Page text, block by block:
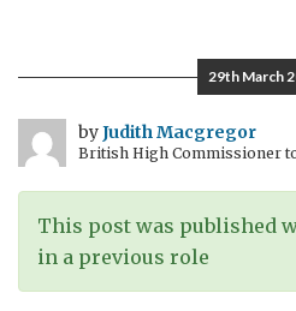
nuevos
proyectos
29th March
byJudith Macgregor
British High Commissioner
This post was published
in a previous role